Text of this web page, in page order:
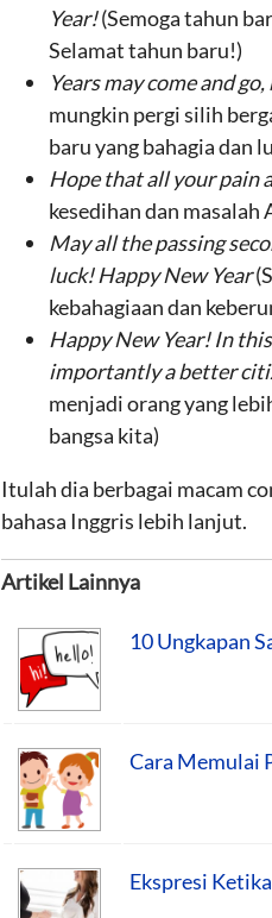
Year!(Semoga tahun
Selamat tahun baru!)
Years may come and
mungkin pergi silih
baru yang bahagia dan
Hope that all your pain
kesedihan dan
May all the passing
luck! Happy New Year
kebahagiaan dan
Happy New Year! In
importantly a better
menjadi orang yang
bangsa kita)
Itulah dia berbagai macam
bahasa Inggris lebih lanjut.
Artikel Lainnya
10 Ungkapan
Cara Memulai
Ekspresi